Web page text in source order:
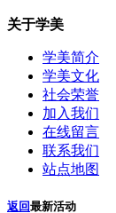
关于学美
学美简介
学美文化
社会荣誉
加入我们
在线留言
联系我们
站点地图
返回最新活动